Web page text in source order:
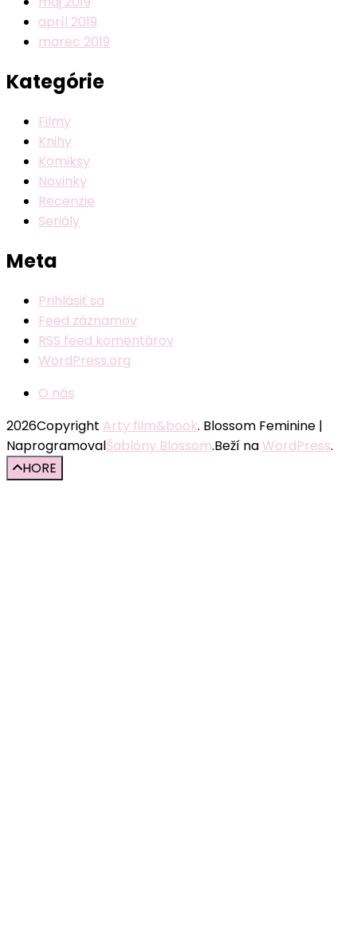
apríl 2019
marec 2019
Kategórie
Filmy
Knihy
Komiksy
Novinky
Recenzie
Seriály
Meta
Prihlásiť sa
Feed záznamov
RSS feed komentárov
WordPress.org
O nás
2026Copyright Arty film&book. Blossom Feminine |
NaprogramovalŠablóny Blossom.Beží naWordPress.
HORE